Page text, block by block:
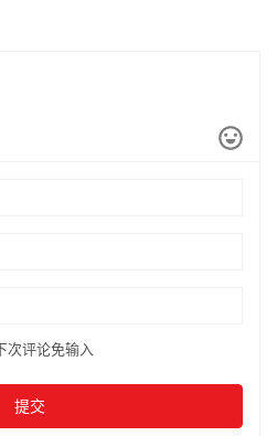
次评论免输入
提交